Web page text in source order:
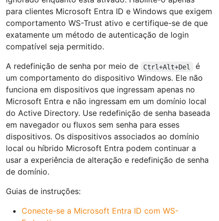
para clientes Microsoft Entra ID e Windows que exigem
comportamento WS-Trust ativo e certifique-se de que
exatamente um método de autenticação de login
compatível seja permitido.
A redefinição de senha por meio de
Ctrl+Alt+Del
é
um comportamento do dispositivo Windows. Ele não
funciona em dispositivos que ingressam apenas no
Microsoft Entra e não ingressam em um domínio local
do Active Directory. Use redefinição de senha baseada
em navegador ou fluxos sem senha para esses
dispositivos. Os dispositivos associados ao domínio
local ou híbrido Microsoft Entra podem continuar a
usar a experiência de alteração e redefinição de senha
de domínio.
Guias de instruções:
Conecte-se a Microsoft Entra ID com WS-